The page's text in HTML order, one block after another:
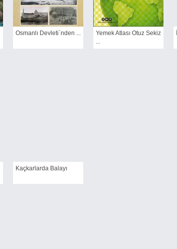
Osmanlı Devleti`nden ...
Yemek Atlası Otuz Sekiz
...
Kaçkarlarda Balayı